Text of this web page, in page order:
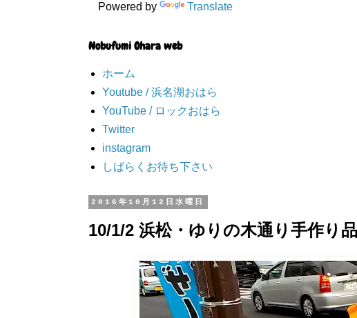
Powered by Translate
Nobufumi Ohara web
ホーム
Youtube / 浜名湖おはら
YouTube / ロックおはら
Twitter
instagram
しばらくお待ち下さい
2016年10月12日水曜日
10/1/2 浜松・ゆりの木通り手作り